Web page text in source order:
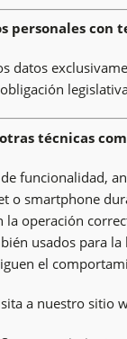
personales con
datos
técnicas
funcionalidad,
o smartphone
la operación
usados para
el
a nuestro sitio